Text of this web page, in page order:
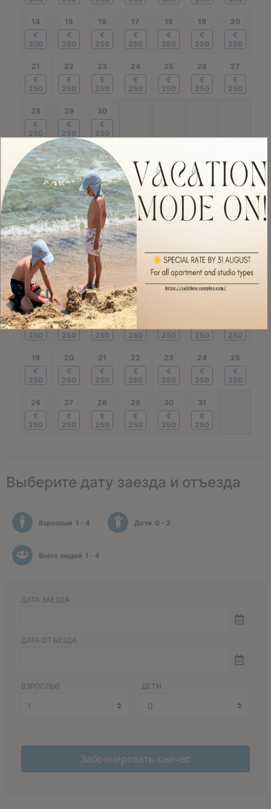
14
€
300
15
€
250
16
€
250
17
€
250
18
€
250
19
€
250
20
€
250
21
€
250
22
€
250
23
€
250
24
€
250
25
€
250
26
€
250
27
€
250
28
€
250
29
€
250
30
€
250
Октябрь 2026
Пн Вт Ср Чт Пт Сб Вск
01
€
250
02
03
04
05
€
250
06
€
250
07
€
250
08
€
250
09
€
250
10
€
250
11
€
12
€
250
13
€
250
14
€
250
15
€
250
250
250
250
19
€
250
20
€
250
21
€
250
22
€
250
23
€
250
24
€
250
25
€
250
26
€
250
27
€
250
28
€
250
29
€
250
30
€
250
31
€
250
Выберите дату заезда и отъезда
Взрослые 1 - 4 Дети 0 - 2
Всего людей 1 - 4
ДАТА ЗАЕЗДА
ДАТА ОТЪЕЗДА
ВЗРОСЛЫЕ ДЕТИ